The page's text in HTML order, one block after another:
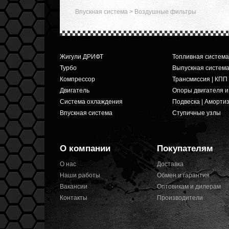
Впускная система > Воздушные фильтры
Жигули ДРИФТ
Турбо
Компрессор
Двигатель
Система охлаждения
Впускная система
Топливная система
Выпускная система
Трансмиссия | КПП
Опоры двигателя
Подвеска |
Ступичные узлы
О компании
О нас
Наши работы
Вакансии
Контакты
Покупателям
Доставка
Обмен и гарантия
Оптовикам и дилерам
Производители